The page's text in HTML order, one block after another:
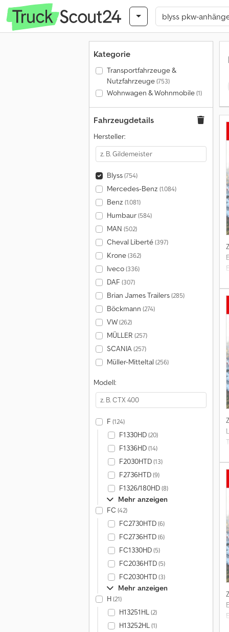
Kategorie
Transportfahrzeuge &
Nutzfahrzeuge(753)
Wohnwagen & Wohnmobile(1)
Fahrzeugdetails
Hersteller:
Blyss(754)
Mercedes-Benz (1.084)
Benz (1.081)
Humbaur(584)
MAN (502)
Cheval Liberté(397)
Krone(362)
Iveco(336)
DAF (307)
Brian James Trailers(285)
Böckmann (274)
VW(262)
MÜLLER (257)
SCANIA(257)
Müller-Mitteltal (256)
Modell:
F (124)
F1330HD(20)
F1336HD(14)
F2030HTD(13)
F2736HTD(9)
F1326/180HD(8)
Mehr anzeigen
FC (42)
FC2730HTD(6)
FC2736HTD(6)
FC1330HD(5)
FC2036HTD(5)
FC2030HTD(3)
Mehr anzeigen
H(21)
H13251HL(2)
H13252HL(1)